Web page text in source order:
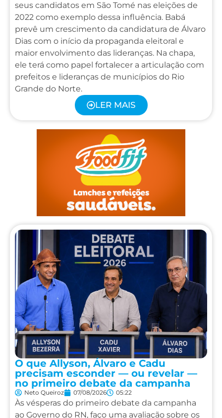
seus candidatos em São Tomé nas eleições de
2022 como exemplo dessa influência. Babá
prevê um crescimento da candidatura de Álvaro
Dias com o início da propaganda eleitoral e
maior envolvimento das lideranças. Na chapa,
ele terá como papel fortalecer a articulação com
prefeitos e lideranças de municípios do Rio
Grande do Norte.
LER MAIS
O que Allyson, Álvaro e Cadu
precisam esconder — ou revelar —
no primeiro debate da campanha
Neto Queiroz 07/08/2026 05:22
Às vésperas do primeiro debate da campanha
ao Governo do RN, faço uma avaliação sobre os